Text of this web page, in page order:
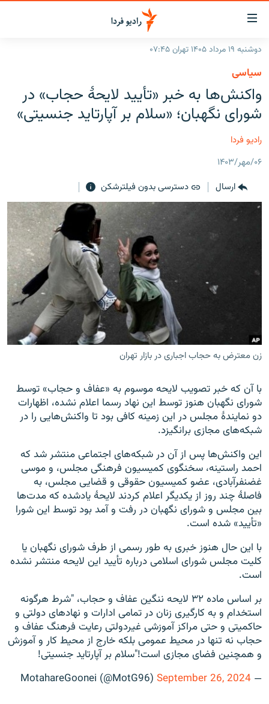
لینک‌های
قابلیت
دسترسی
بازگشت
منوی
اصلی
رفتن
به
صفحه
ایران
جهان
فرکانس‌ها
پادکست
چندرسانه‌ای
گزارش‌های تصویری
گزارش‌های ویدئویی
زنان فردا
English
زبان‌های دیگر
دوشنبه ۱۹ مرداد ۱۴۰۵ تهران ۰۷:۴۵
سیاسی
واکنش‌ها به خبر «تأیید لایحهٔ حجاب» در
شورای نگهبان؛ «سلام بر آپارتاید جنسیتی»
رادیو فردا
۰۶/مهر/۱۴۰۳
ارسال
دسترسی بدون فیلترشکن
زن معترض به حجاب اجباری در بازار تهران
با آن که خبر تصویب لایحه موسوم به «عفاف و حجاب» توسط
شورای نگهبان هنوز توسط این نهاد رسما اعلام نشده، اظهارات
دو نمایندهٔ مجلس در این زمینه کافی بود تا واکنش‌هایی را در
شبکه‌های مجازی برانگیزد.
این واکنش‌ها پس از آن در شبکه‌های اجتماعی منتشر شد که
احمد راستینه، سخنگوی کمیسیون فرهنگی مجلس، و موسی
غضنفرآبادی، عضو کمیسیون حقوقی و قضایی مجلس، به
فاصلهٔ چند روز از یکدیگر اعلام کردند لایحهٔ یادشده که مدت‌ها
بین مجلس و شورای نگهبان در رفت و آمد بود توسط این شورا
«تأیید» شده است.
با این حال هنوز خبری به طور رسمی از طرف شورای نگهبان یا
کلیت مجلس شورای اسلامی درباره تأیید این لایحه منتشر نشده
است.
بر اساس ماده ۳۲ لایحه ننگین عفاف و حجاب، "شرط هرگونه
استخدام و به کارگیری زنان در تمامی ادارات و نهادهای دولتی و
حاکمیتی و حتی مراکز آموزشی غیردولتی رعایت فرهنگ عفاف و
حجاب نه تنها در محیط عمومی بلکه خارج از محیط کار و آموزش
و همچنین فضای مجازی است!"سلام بر آپارتاید جنسیتی!
— MotahareGoonei (@MotG96)
September 26, 2024